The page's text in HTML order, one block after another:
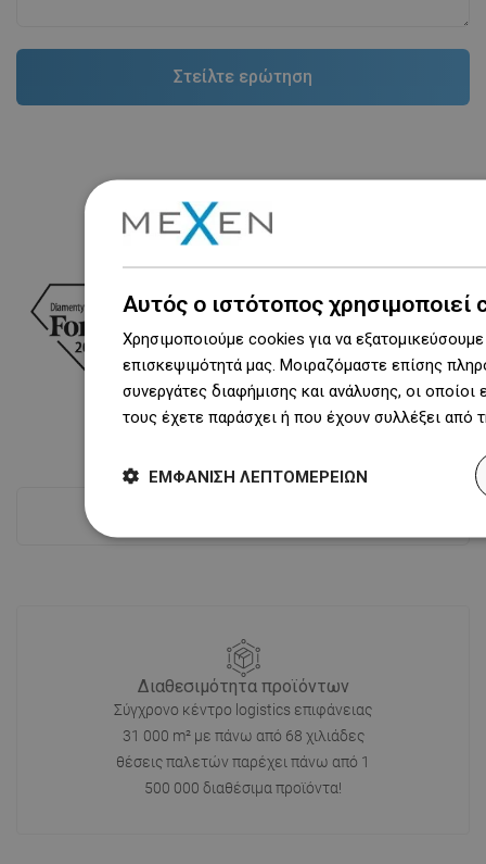
Βραβεία
Διαθεσιμότητα προϊόντων
Σύγχρονο κέντρο logistics επιφάνειας
31 000 m² με πάνω από 68 χιλιάδες
θέσεις παλετών παρέχει πάνω από 1
500 000 διαθέσιμα προϊόντα!
Αυτός ο ιστότοπος χρησιμοποιεί
Χρησιμοποιούμε cookies για να
επισκεψιμότητά μας. Μοιραζόμαστε επίσης
συνεργάτες διαφήμισης και ανάλυσης, οι
τους έχετε παράσχει ή που έχουν συλλέξει
ΕΜΦΆΝΙΣΗ ΛΕΠΤΟΜΕΡΕΙΏΝ